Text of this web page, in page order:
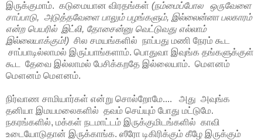
இருக்குமாம். கடுமையான விரதங்கள் (நம்மைப்போல ஒருவேளை
சாப்பாடு, அடுத்தவேளை பாலும் பழங்களும், இல்லைன்னா பலகாரம்
என்ற பெயரில் இட்லி, தோசைன்னு வெட்டுவது எல்லாம்
இல்லையாக்கும்!) சில சமயங்களில் நாப்பது மணி நேரம் கூட
சாப்பாடில்லாமல் இருப்பாங்களாம். பொதுவா இவுங்க தங்களுக்குள்
கூட தேவை இல்லாமல் பேசிக்கறதே இல்லையாம். மௌனம்
மௌனம் மௌனம்.
நிர்வாண சாமியார்கள் என்று சொல்றோமே.... அது அவுங்க
தனியா இமயமலைகளில் தவம் செய்யும் போது மட்டுமே.
நகரங்களில், மக்கள் நடமாட்டம் இருக்குமிடங்களில் காவி
உடையோடுதான் இருக்காங்க. ஸீரோ டிகிரிக்கும் கீழே இருக்கும்